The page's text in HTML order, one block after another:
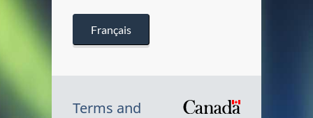
Français
Terms and